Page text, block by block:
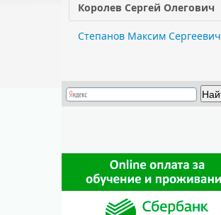
Королев Сергей Олегович
Степанов Максим Сергеевич